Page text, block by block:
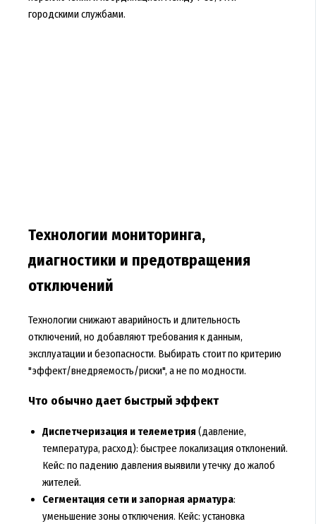
городскими службами.
Технологии мониторинга,
диагностики и предотвращения
отключений
Технологии снижают аварийность и длительность
отключений, но добавляют требования к данным,
эксплуатации и безопасности. Выбирать стоит по критерию
"эффект/внедряемость/риски", а не по модности.
Что обычно дает быстрый эффект
Диспетчеризация и телеметрия (давление,
температура, расход): быстрее локализация отклонений.
Кейс: по падению давления выявили утечку до жалоб
жителей.
Сегментация сети и запорная арматура:
уменьшение зоны отключения. Кейс: установка